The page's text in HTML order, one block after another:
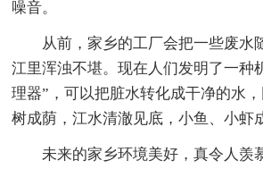
噪音。
从前，家乡的工厂会把一些废水
江里浑浊不堪。现在人们发明了一种
理器”，可以把脏水转化成干净的水
树成荫，江水清澈见底，小鱼、小虾
未来的家乡环境美好，真令人羡